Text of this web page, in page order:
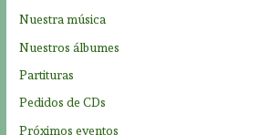
Nuestra música
Nuestros álbumes
Partituras
Pedidos de CDs
Próximos eventos